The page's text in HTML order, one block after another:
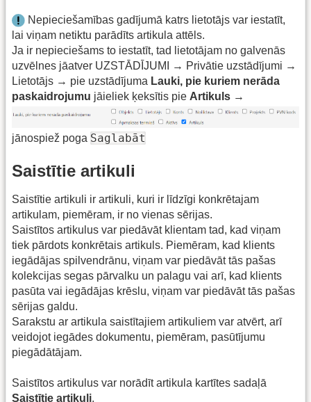
Nepieciešamības gadījumā katrs lietotājs var iestatīt,
lai viņam netiktu parādīts artikula attēls.
Ja ir nepieciešams to iestatīt, tad lietotājam no galvenās
uzvēlnes jāatver UZSTĀDĪJUMI → Privātie uzstādījumi →
Lietotājs → pie uzstādījuma Lauki, pie kuriem nerāda
paskaidrojumu jāieliek ķeksītis pie Artikuls →
jānospiež poga Saglabāt
Saistītie artikuli
Saistītie artikuli ir artikuli, kuri ir līdzīgi konkrētajam
artikulam, piemēram, ir no vienas sērijas.
Saistītos artikulus var piedāvāt klientam tad, kad viņam
tiek pārdots konkrētais artikuls. Piemēram, kad klients
iegādājas spilvendrānu, viņam var piedāvāt tās pašas
kolekcijas segas pārvalku un palagu vai arī, kad klients
pasūta vai iegādājas krēslu, viņam var piedāvāt tās pašas
sērijas galdu.
Sarakstu ar artikula saistītajiem artikuliem var atvērt, arī
veidojot iegādes dokumentu, piemēram, pasūtījumu
piegādātājam.
Saistītos artikulus var norādīt artikula kartītes sadaļā
Saistītie artikuli.